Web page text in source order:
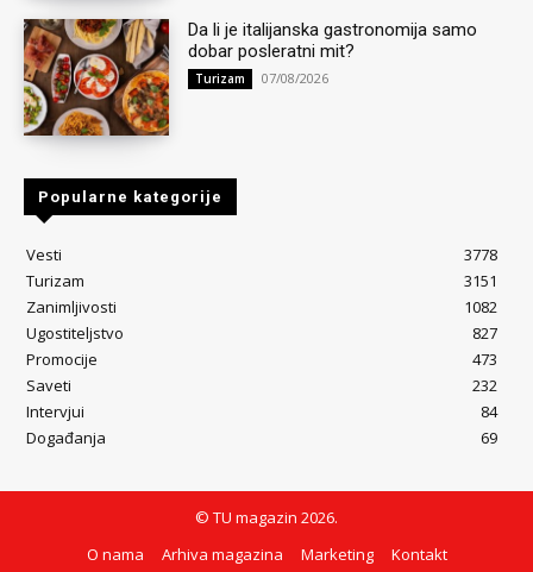
Da li je italijanska gastronomija samo
dobar posleratni mit?
Turizam 07/08/2026
Popularne kategorije
Vesti
3778
Turizam
3151
Zanimljivosti
1082
Ugostiteljstvo
827
Promocije
473
Saveti
232
Intervjui
84
Događanja
69
© TU magazin 2026.
O nama
Arhiva magazina Marketing Kontakt